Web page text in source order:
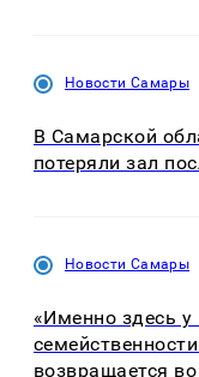
Новости Самары
В Самарской
потеряли зал
Новости Самары
«Именно здесь
возвращается